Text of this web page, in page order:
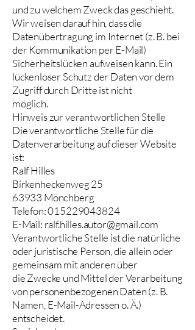
und zu welchem Zweck das geschieht.
Wir weisen darauf hin, dass die
Datenübertragung im Internet (z. B. bei
der Kommunikation per E-Mail)
Sicherheitslücken aufweisen kann. Ein
lückenloser Schutz der Daten vor dem
Zugriff durch Dritte ist nicht
möglich.
Hinweis zur verantwortlichen Stelle
Die verantwortliche Stelle für die
Datenverarbeitung auf dieser Website
ist:
Ralf Hilles
Birkenheckenweg 25
63933 Mönchberg
Telefon: 015229043824
E-Mail: ralf.hilles.autor@gmail.com
Verantwortliche Stelle ist die natürliche
oder juristische Person, die allein oder
gemeinsam mit anderen über
die Zwecke und Mittel der Verarbeitung
von personenbezogenen Daten (z. B.
Namen, E-Mail-Adressen o. Ä.)
entscheidet.